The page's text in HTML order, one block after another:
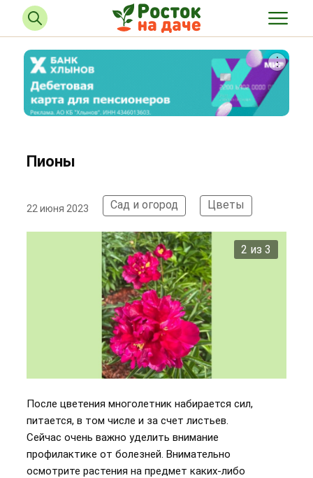
Пионы
22 июня 2023 Сад и огород Цветы
2 из 3
После цветения многолетник набирается сил,
питается, в том числе и за счет листьев.
Сейчас очень важно уделить внимание
профилактике от болезней. Внимательно
осмотрите растения на предмет каких-либо